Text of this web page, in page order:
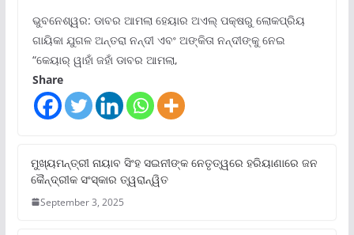
ଭୁବନେଶ୍ୱର: ଡାବର ଆମଲା ହେୟାର ଅଏଲ୍ ପକ୍ଷରୁ ଲୋକପ୍ରିୟ
ଗାୟିକା ଯୁଗଳ ଅନ୍ତରା ନନ୍ଦୀ ଏବଂ ଅଙ୍କିତା ନନ୍ଦୀଙ୍କୁ ନେଇ
“କେୟାର୍ ୱାହାଁ ଜହାଁ ଡାବର ଆମଲା,
Share
ମୁଖ୍ୟମନ୍ତ୍ରୀ ନାୟାବ ସିଂହ ସଇନୀଙ୍କ ନେତୃତ୍ୱରେ ହରିୟାଣାରେ ଜନ
କୈନ୍ଦ୍ରୀକ ସଂସ୍କାର ତ୍ୱରାନ୍ୱିତ
September 3, 2025